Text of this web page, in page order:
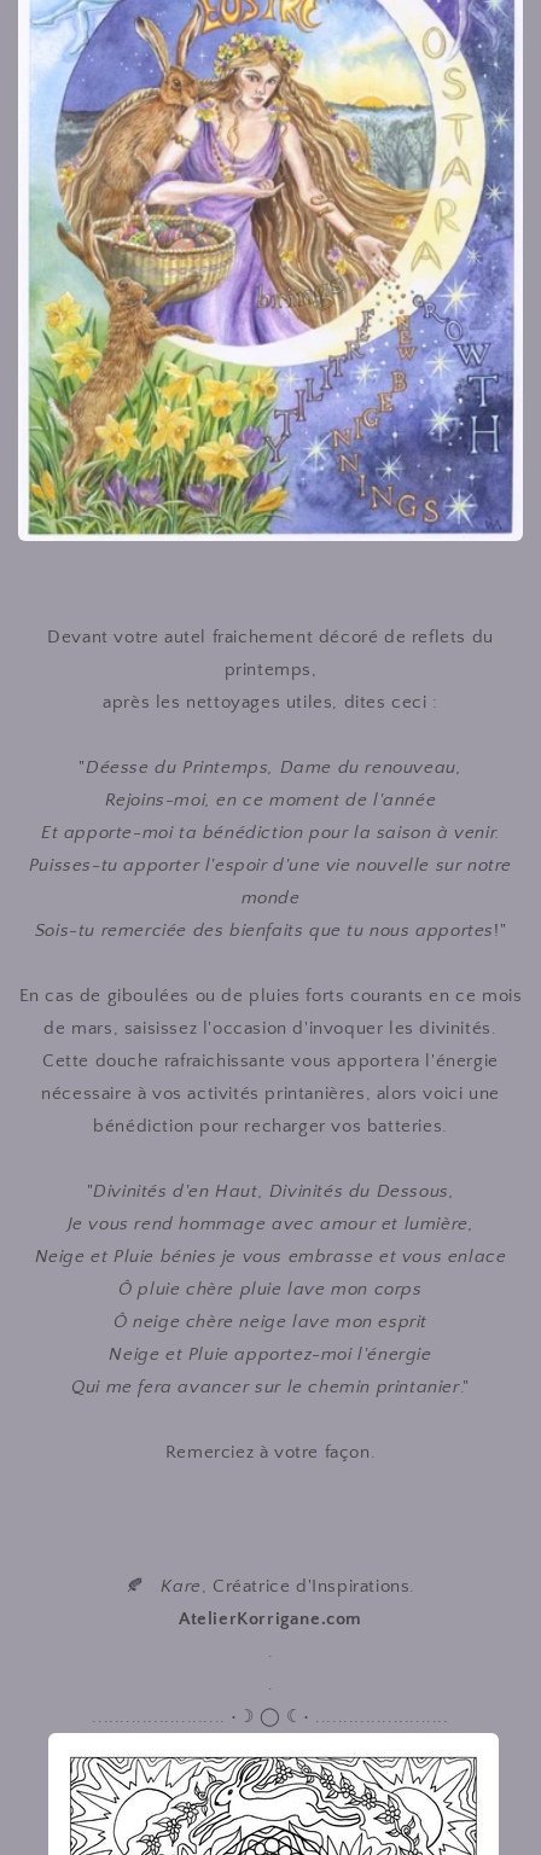
Devant votre autel fraichement décoré de reflets du
printemps,
après les nettoyages utiles, dites ceci :
"Déesse du Printemps, Dame du renouveau,
Rejoins-moi, en ce moment de l'année
Et apporte-moi ta bénédiction pour la saison à venir.
Puisses-tu apporter l'espoir d'une vie nouvelle sur notre
monde
Sois-tu remerciée des bienfaits que tu nous apportes!"
En cas de giboulées ou de pluies forts courants en ce mois
de mars, saisissez l'occasion d'invoquer les divinités.
Cette douche rafraichissante vous apportera l'énergie
nécessaire à vos activités printanières, alors voici une
bénédiction pour recharger vos batteries.
"Divinités d'en Haut, Divinités du Dessous,
Je vous rend hommage avec amour et lumière,
Neige et Pluie bénies je vous embrasse et vous enlace
Ô pluie chère pluie lave mon corps
Ô neige chère neige lave mon esprit
Neige et Pluie apportez-moi l'énergie
Qui me fera avancer sur le chemin printanier."
Remerciez à votre façon.
🍂 Kare, Créatrice d'Inspirations.
AtelierKorrigane.com
.
.
........................ •☽ ◯ ☾• ........................